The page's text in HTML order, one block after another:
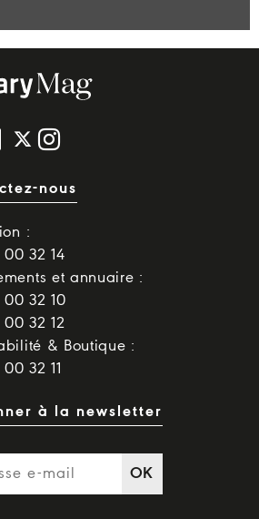
nous
:
32 14
et annuaire :
32 10
32 12
& Boutique :
32 11
à la newsletter
OK